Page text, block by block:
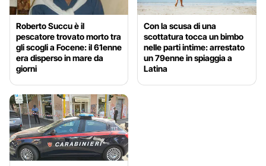
Roberto Succu è il
pescatore trovato morto tra
gli scogli a Focene: il 61enne
era disperso in mare da
giorni
Con la scusa di una
scottatura tocca un bimbo
nelle parti intime: arrestato
un 79enne in spiaggia a
Latina